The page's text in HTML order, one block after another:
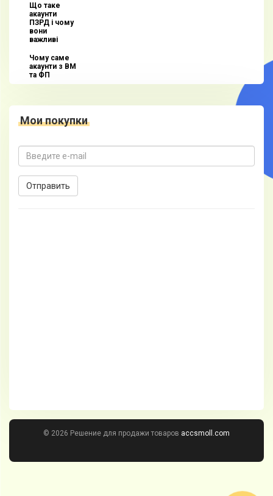
Що таке
акаунти
ПЗРД і чому
вони
важливі
Чому саме
акаунти з BM
та ФП
Мои покупки
Отправить
© 2026 Решение для продажи товаров accsmoll.com